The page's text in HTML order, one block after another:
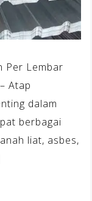
Per Lembar
Atap
dalam
berbagai
liat, asbes,